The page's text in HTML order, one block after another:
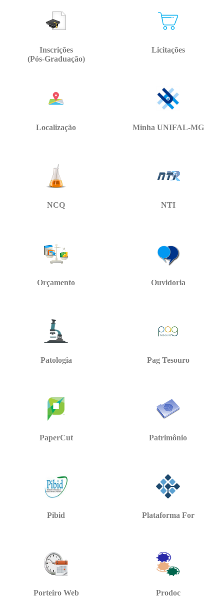
Inscrições
(Pós-Graduação)
Licitações
Localização Minha UNIFAL-MG
NCQ NTI
Orçamento Ouvidoria
Patologia Pag Tesouro
PaperCut Patrimônio
Pibid Plataforma For
Porteiro Web Prodoc